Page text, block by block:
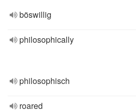
böswillig
philosophically
philosophisch
roared